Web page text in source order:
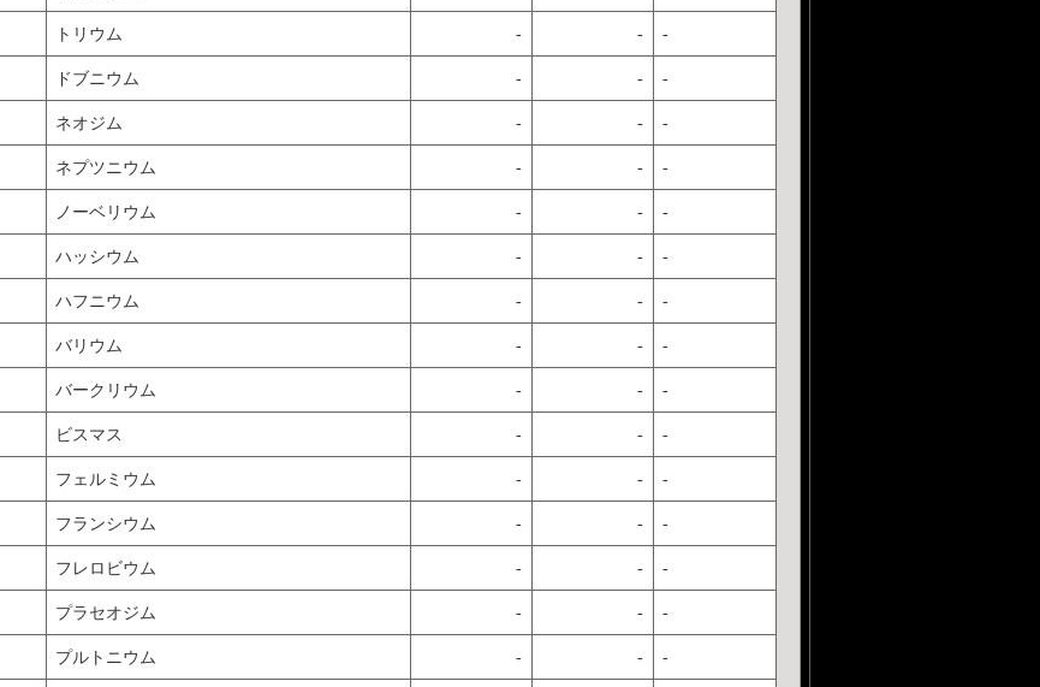
トリウム - - -
ドブニウム - - -
ネオジム - - -
ネプツニウム - - -
ノーベリウム - - -
ハッシウム - - -
ハフニウム - - -
バリウム - - -
バークリウム - - -
ビスマス - - -
フェルミウム - - -
フランシウム - - -
フレロビウム - - -
プラセオジム - - -
プルトニウム - - -